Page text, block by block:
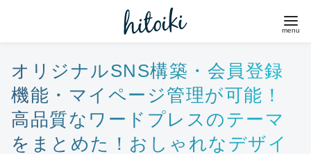
へ
オリジナルSNS構築・会員登録
機能・マイページ管理が可能！
高品質なワードプレスのテーマ
をまとめた！おしゃれなデザイ